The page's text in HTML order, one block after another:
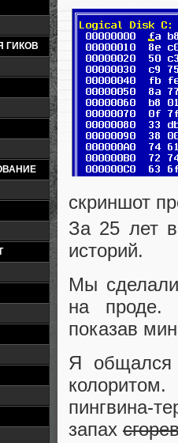
ГИКОВ
скриншот
За 25 лет
историй.
Мы
на проде.
показав
Я общался
пингвина-
запах